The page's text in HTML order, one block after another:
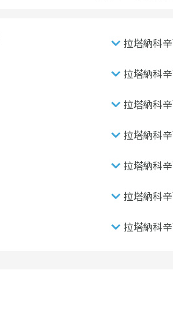
拉塔納科
拉塔納科
拉塔納科
拉塔納科
拉塔納科
拉塔納科
拉塔納科